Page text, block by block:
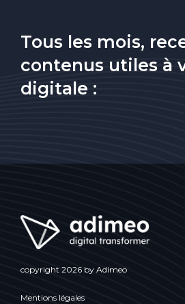
Tous les mois,
contenus utiles à
digitale :
copyright 2026 by Adimeo
Mentions légales